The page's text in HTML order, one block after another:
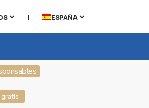
| ESPAÑA
gratis